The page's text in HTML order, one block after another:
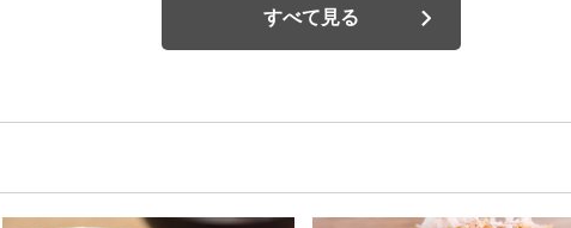
すべて見る